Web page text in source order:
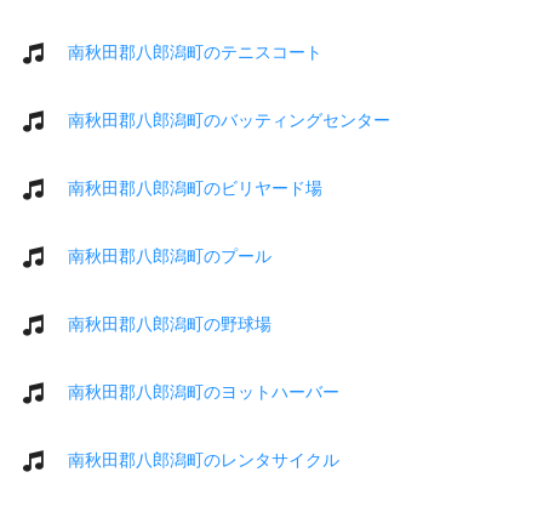
南秋田郡八郎潟町のテニスコート
南秋田郡八郎潟町のバッティングセンター
南秋田郡八郎潟町のビリヤード場
南秋田郡八郎潟町のプール
南秋田郡八郎潟町の野球場
南秋田郡八郎潟町のヨットハーバー
南秋田郡八郎潟町のレンタサイクル